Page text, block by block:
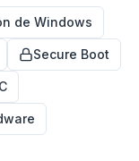
de Windows
Secure Boot